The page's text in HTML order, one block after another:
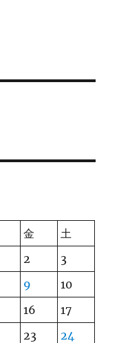
金
土
2
3
9
10
16
17
23
24